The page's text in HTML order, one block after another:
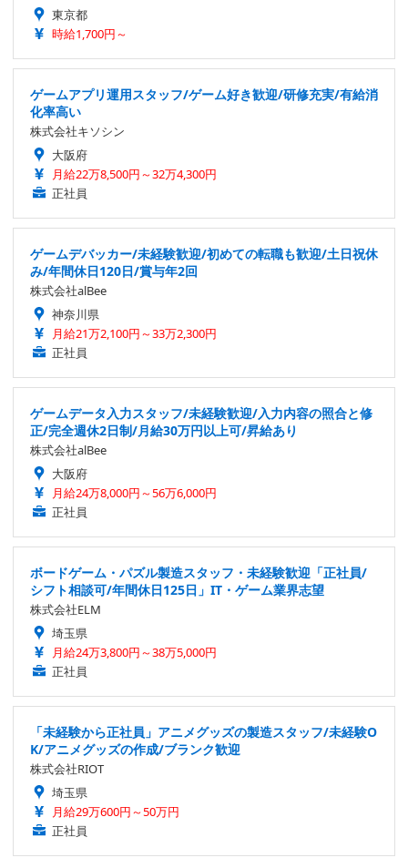
東京都
時給1,700円～
ゲームアプリ運用スタッフ/ゲーム好き歓迎/研修充実/有給消
化率高い
株式会社キソシン
大阪府
月給22万8,500円～32万4,300円
正社員
ゲームデバッカー/未経験歓迎/初めての転職も歓迎/土日祝休
み/年間休日120日/賞与年2回
株式会社alBee
神奈川県
月給21万2,100円～33万2,300円
正社員
ゲームデータ入力スタッフ/未経験歓迎/入力内容の照合と修
正/完全週休2日制/月給30万円以上可/昇給あり
株式会社alBee
大阪府
月給24万8,000円～56万6,000円
正社員
ボードゲーム・パズル製造スタッフ・未経験歓迎「正社員/
シフト相談可/年間休日125日」IT・ゲーム業界志望
株式会社ELM
埼玉県
月給24万3,800円～38万5,000円
正社員
「未経験から正社員」アニメグッズの製造スタッフ/未経験O
K/アニメグッズの作成/ブランク歓迎
株式会社RIOT
埼玉県
月給29万600円～50万円
正社員